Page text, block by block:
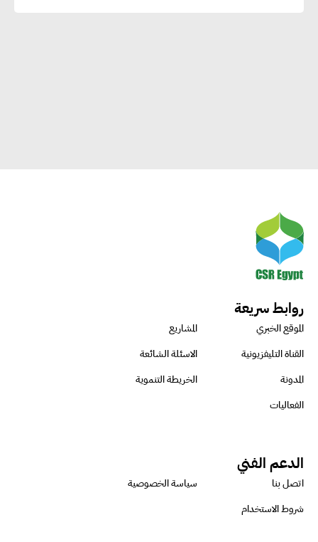
روابط سريعة
الموقع الخبري
المشاريع
القناة التليفزيونية
الاسئلة الشائعة
المدونة
الخريطة التنموية
الفعاليات
الدعم الفني
اتصل بنا
سياسة الخصوصية
شروط الاستخدام